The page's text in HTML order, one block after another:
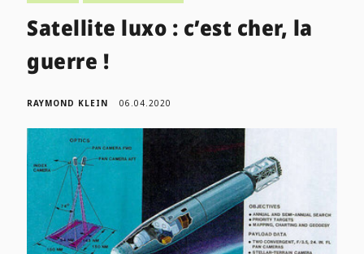
Satellite luxo : c’est cher, la
guerre !
RAYMOND KLEIN 06.04.2020